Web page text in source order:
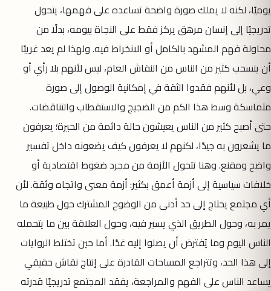
يوميًا، لكنه لا يملك صورة واضحة تساعده على فهمها، يتحول
تدريجيًا إلى إنسان مرهق يركز فقط على النجاة بيومه، بدلًا من
محاولة فهم المشهد بالكامل أو الانخراط فيه. ولهذا لم يعد غريبًا
أن ينسحب كثير من الناس من النقاش العام، ليس لأنهم بلا رأي أو
وعي، بل لأنهم فقدوا الثقة في إمكانية الوصول إلى صورة
متماسكة وسط هذا الكم من الضجيج والاستقطاب والتناقضات.
حتى أصبح كثير من الناس يعيشون حالة دائمة من الحيرة؛ يعرفون
ما يشعرون به جيدًا، لكنهم لا يعرفون كيف يضعونه داخل تفسير
واضح ومقنع. وهنا تتحول الأزمة من مجرد ضغوط اقتصادية أو
خلافات سياسية إلى أزمة أعمق بكثير: أزمة معنى واتجاه وثقة. لأن
أي مجتمع يحتاج إلى حد أدنى من الوضوح المشترك حول طبيعة ما
يمر به، وحول الطريق الذي يسير فيه، وحول العلاقة بين ما يتحمله
الناس اليوم وما يُفترض أن يصلوا إليه غدًا. أما حين تختلط الروايات
إلى هذا الحد، وتتراجع المساحات القادرة على إنتاج نقاش حقيقي
يساعد الناس على الفهم والمراجعة، يفقد المجتمع تدريجيًا قدرته